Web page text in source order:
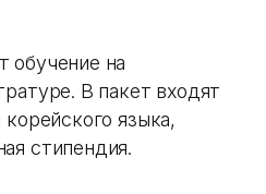
обучение на
В пакет входят
языка,
стипендия.